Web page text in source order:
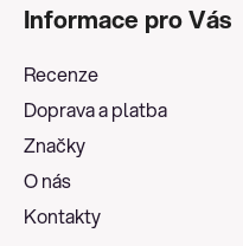
Informace pro Vás
Recenze
Doprava a platba
Značky
O nás
Kontakty